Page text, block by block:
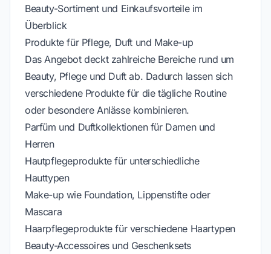
Beauty-Sortiment und Einkaufsvorteile im
Überblick
Produkte für Pflege, Duft und Make-up
Das Angebot deckt zahlreiche Bereiche rund um
Beauty, Pflege und Duft ab. Dadurch lassen sich
verschiedene Produkte für die tägliche Routine
oder besondere Anlässe kombinieren.
Parfüm und Duftkollektionen für Damen und
Herren
Hautpflegeprodukte für unterschiedliche
Hauttypen
Make-up wie Foundation, Lippenstifte oder
Mascara
Haarpflegeprodukte für verschiedene Haartypen
Beauty-Accessoires und Geschenksets